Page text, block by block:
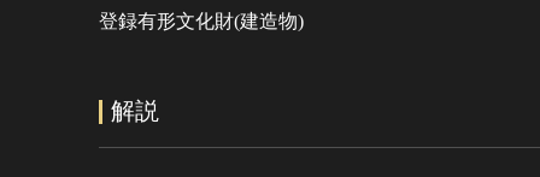
登録有形文化財(建造物)
解説